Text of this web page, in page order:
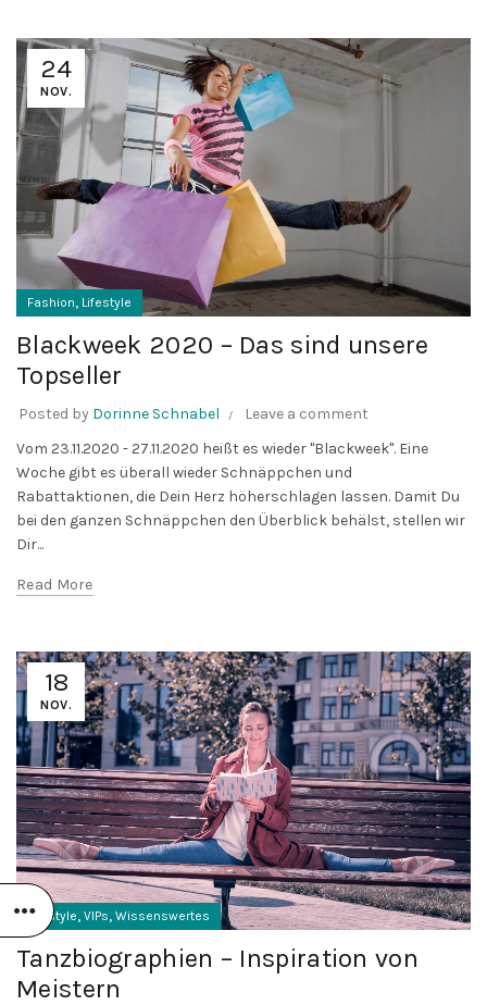
24
NOV.
Fashion, Lifestyle
Blackweek 2020 – Das sind unsere
Topseller
Posted by Dorinne Schnabel
Leave a comment
Vom 23.11.2020 - 27.11.2020 heißt es wieder "Blackweek". Eine
Woche gibt es überall wieder Schnäppchen und
Rabattaktionen, die Dein Herz höherschlagen lassen. Damit Du
bei den ganzen Schnäppchen den Überblick behälst, stellen wir
Dir...
Read More
18
NOV.
Lifestyle, VIPs, Wissenswertes
Tanzbiographien – Inspiration von
Meistern